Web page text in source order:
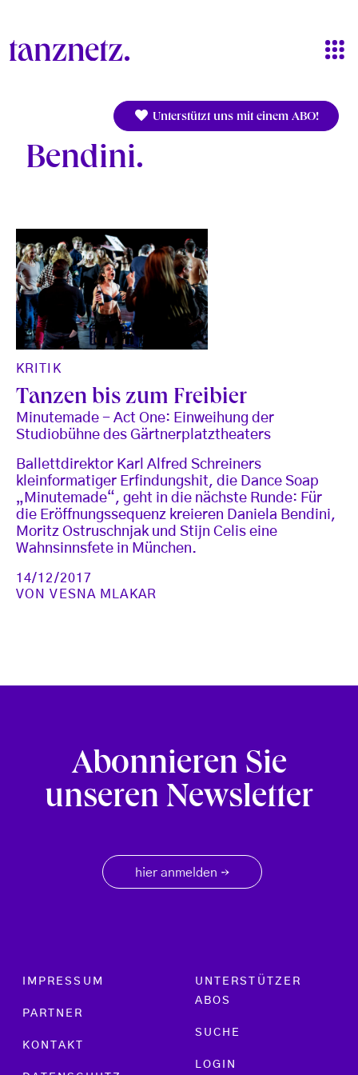
Unterstützt uns mit einem ABO!
Bendini
KRITIK
Tanzen bis zum Freibier
Minutemade - Act One: Einweihung der
Studiobühne des Gärtnerplatztheaters
Ballettdirektor Karl Alfred Schreiners
kleinformatiger Erfindungshit, die Dance Soap
„Minutemade“, geht in die nächste Runde: Für
die Eröffnungssequenz kreieren Daniela Bendini,
Moritz Ostruschnjak und Stijn Celis eine
Wahnsinnsfete in München.
14/12/2017
VONVESNA MLAKAR
Abonnieren Sie
unseren Newsletter
hier anmelden →
Footer menu
IMPRESSUM
PARTNER
KONTAKT
UNTERSTÜTZER
ABOS
SUCHE
LOGIN